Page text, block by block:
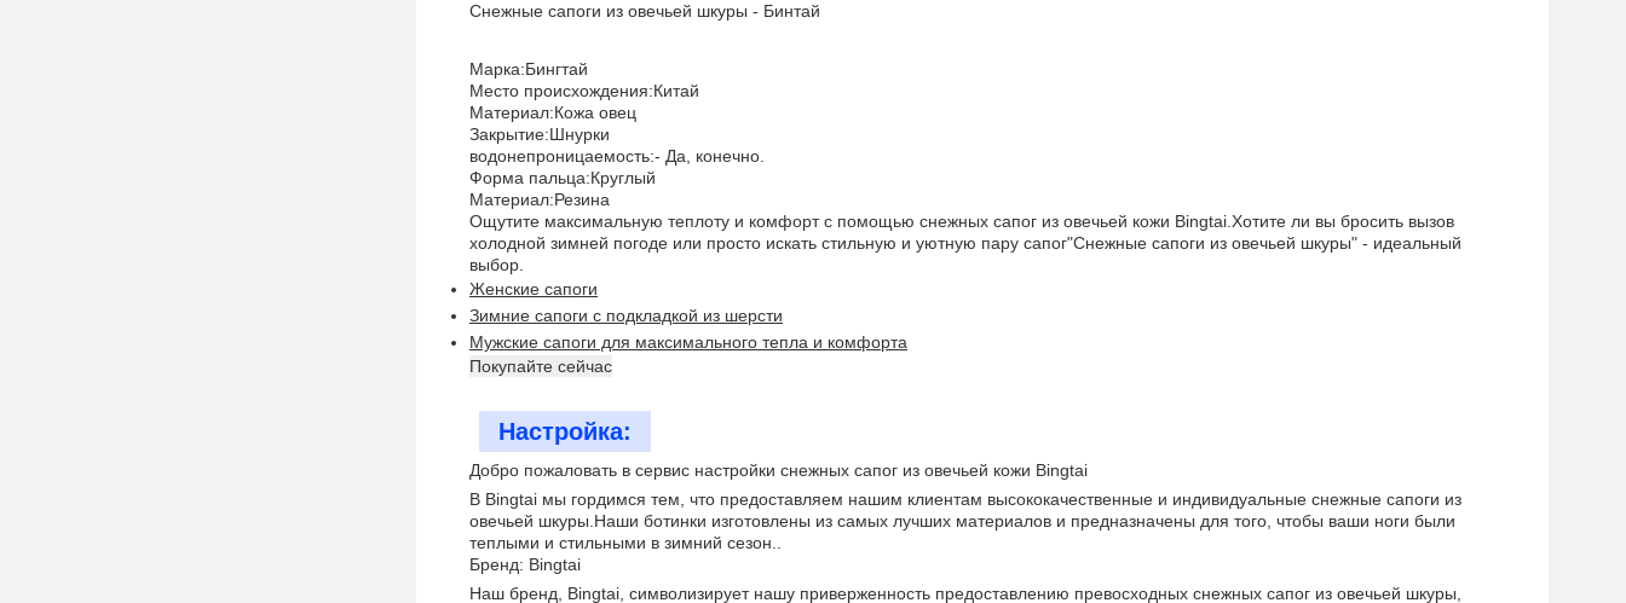
Снежные сапоги из овечьей шкуры - Бинтай
Марка:Бингтай
Место происхождения:Китай
Материал:Кожа овец
Закрытие:Шнурки
водонепроницаемость:- Да, конечно.
Форма пальца:Круглый
Материал:Резина
Ощутите максимальную теплоту и комфорт с помощью снежных сапог из овечьей кожи Bingtai.Хотите ли вы бросить вызов
холодной зимней погоде или просто искать стильную и уютную пару сапог"Снежные сапоги из овечьей шкуры" - идеальный
выбор.
Женские сапоги
Зимние сапоги с подкладкой из шерсти
Мужские сапоги для максимального тепла и комфорта
Покупайте сейчас
Настройка:
Добро пожаловать в сервис настройки снежных сапог из овечьей кожи Bingtai
В Bingtai мы гордимся тем, что предоставляем нашим клиентам высококачественные и индивидуальные снежные сапоги из
овечьей шкуры.Наши ботинки изготовлены из самых лучших материалов и предназначены для того, чтобы ваши ноги были
теплыми и стильными в зимний сезон..
Бренд: Bingtai
Наш бренд, Bingtai, символизирует нашу приверженность предоставлению превосходных снежных сапог из овечьей шкуры,